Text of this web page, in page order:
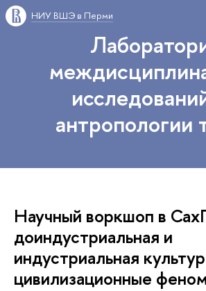
НИУ ВШЭ в Перми
антропологии
Научный воркшоп в
доиндустриальная и
индустриальная
цивилизационные